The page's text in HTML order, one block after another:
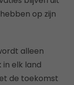
op zijn
alleen
in elk land
de toekomst